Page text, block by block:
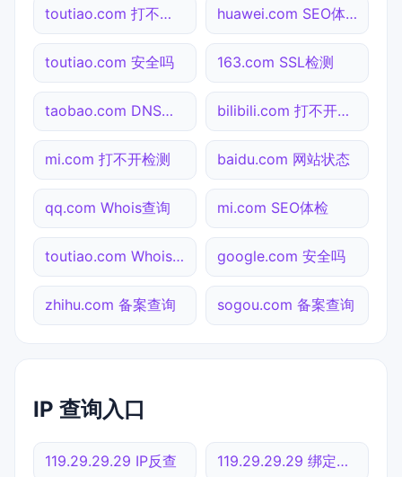
toutiao.com 打不开检测 huawei.com SEO体检
toutiao.com 安全吗 163.com SSL检测
taobao.com DNS解析 bilibili.com 打不开检测
mi.com 打不开检测 baidu.com 网站状态
qq.com Whois查询 mi.com SEO体检
toutiao.com Whois查询 google.com 安全吗
zhihu.com 备案查询 sogou.com 备案查询
IP 查询入口
119.29.29.29 IP反查 119.29.29.29 绑定域名